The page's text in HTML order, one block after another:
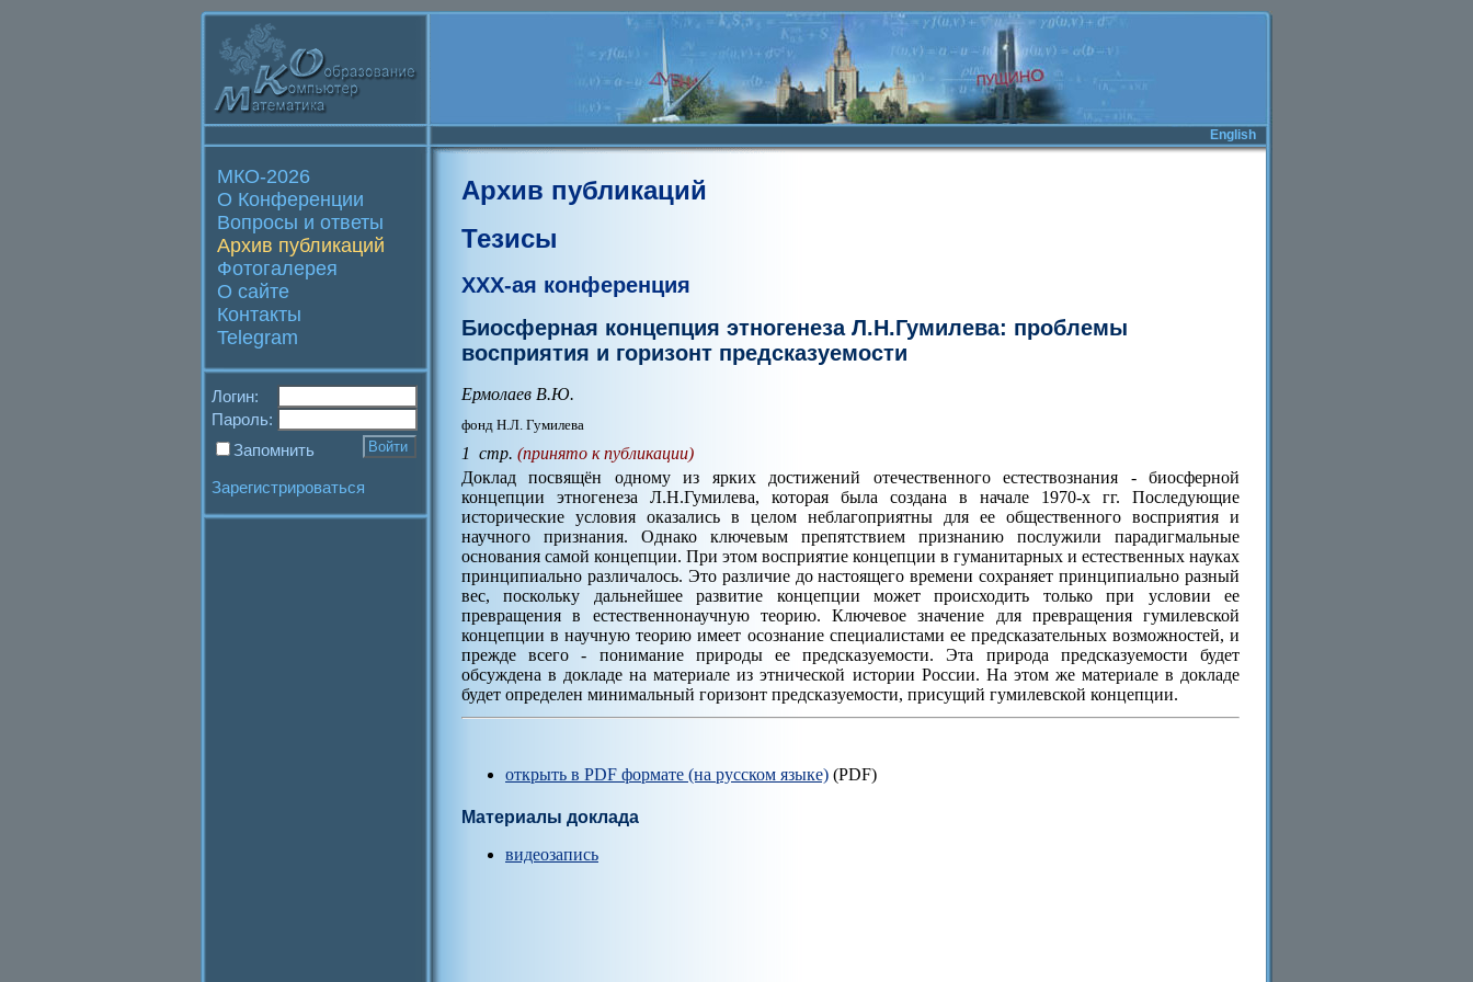
English
МКО-2026
О Конференции
Вопросы и ответы
Архив публикаций
Фотогалерея
О сайте
Контакты
Telegram
Логин:
Пароль:
Запомнить
Зарегистрироваться
Архив публикаций
Тезисы
XXX-ая конференция
Биосферная концепция этногенеза Л.Н.Гумилева: проблемы
восприятия и горизонт предсказуемости
Ермолаев В.Ю.
фонд Н.Л. Гумилева
1 стр. (принято к публикации)
Доклад посвящён одному из ярких достижений отечественного естествознания - биосферной
концепции этногенеза Л.Н.Гумилева, которая была создана в начале 1970-х гг. Последующие
исторические условия оказались в целом неблагоприятны для ее общественного восприятия и
научного признания. Однако ключевым препятствием признанию послужили парадигмальные
основания самой концепции. При этом восприятие концепции в гуманитарных и естественных науках
принципиально различалось. Это различие до настоящего времени сохраняет принципиально разный
вес, поскольку дальнейшее развитие концепции может происходить только при условии ее
превращения в естественнонаучную теорию. Ключевое значение для превращения гумилевской
концепции в научную теорию имеет осознание специалистами ее предсказательных возможностей, и
прежде всего - понимание природы ее предсказуемости. Эта природа предсказуемости будет
обсуждена в докладе на материале из этнической истории России. На этом же материале в докладе
будет определен минимальный горизонт предсказуемости, присущий гумилевской концепции.
открыть в PDF формате (на русском языке) (PDF)
Материалы доклада
видеозапись